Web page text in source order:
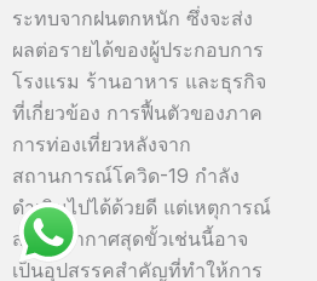
ระทบจากฝนตกหนัก ซึ่งจะส่ง
ผลต่อรายได้ของผู้ประกอบการ
โรงแรม ร้านอาหาร และธุรกิจ
ที่เกี่ยวข้อง การฟื้นตัวของภาค
การท่องเที่ยวหลังจาก
สถานการณ์โควิด-19 กำลัง
ดำเนินไปได้ด้วยดี แต่เหตุการณ์
สภาพอากาศสุดขั้วเช่นนี้อาจ
เป็นอุปสรรคสำคัญที่ทำให้การ